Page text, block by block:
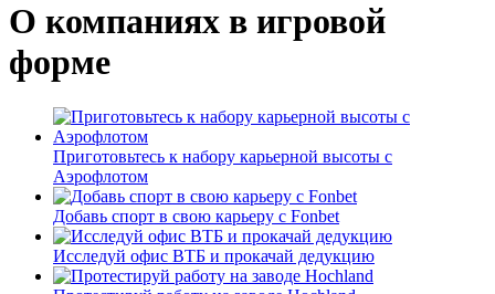
О компаниях в игровой
форме
Приготовьтесь к набору карьерной высоты с
Аэрофлотом
Добавь спорт в свою карьеру с Fonbet
Исследуй офис ВТБ и прокачай дедукцию